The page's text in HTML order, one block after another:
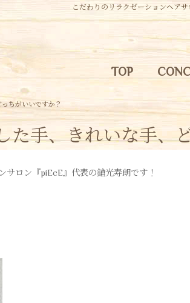
こだわりのリラクゼーションヘア
TOP
ちがいいですか？
た手、きれいな手、
サロン『piEcE』代表の鎗光寿朗です！